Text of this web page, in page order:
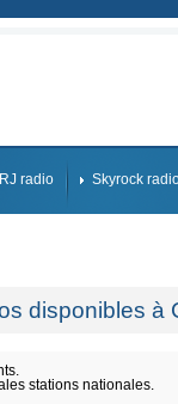
radio Skyrock
disponibles à
stations nationales.